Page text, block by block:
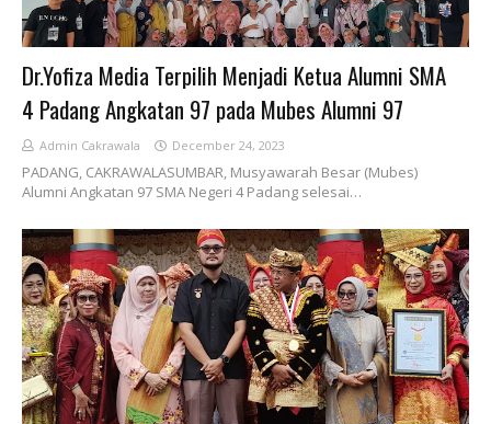
Dr.Yofiza Media Terpilih Menjadi Ketua Alumni SMA
4 Padang Angkatan 97 pada Mubes Alumni 97
Admin Cakrawala December 24, 2023
PADANG, CAKRAWALASUMBAR, Musyawarah Besar (Mubes)
Alumni Angkatan 97 SMA Negeri 4 Padang selesai…